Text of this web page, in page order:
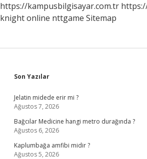
https://kampusbilgisayar.com.tr
knight online nttgame Sitemap
Sidebar
Son Yazılar
Jelatin midede erir mi ?
Ağustos 7, 2026
Bağcılar Medicine hangi metro durağında ?
Ağustos 6, 2026
Kaplumbağa amfibi midir ?
Ağustos 5, 2026